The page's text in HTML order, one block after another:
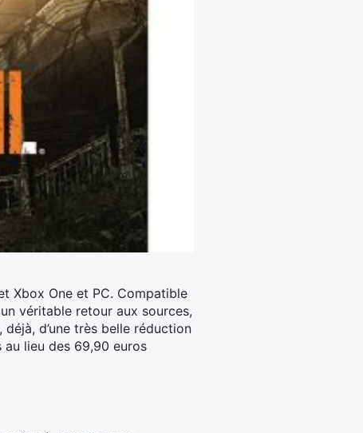
Xbox One et PC. Compatible
véritable retour aux sources,
d’une très belle réduction
lieu des 69,90 euros